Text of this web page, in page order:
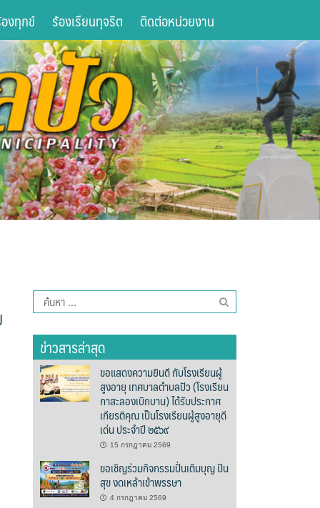
งทุกข์ ร้องเรียนทุจริต ติดต่อหน่วยงาน
ค้นหา
สำหรับ:
ข่าวสารล่าสุด
ขอแสดงความยินดี กับโรงเรียนผู้
สูงอายุ เทศบาลตำบลปัว (โรงเรียน
กาสะลองเบิกบาน) ได้รับประกาศ
เกียรติคุณ เป็นโรงเรียนผู้สูงอายุดี
เด่น ประจำปี ๒๕๖๙
15 กรกฎาคม 2569
ขอเชิญร่วมกิจกรรมปั่นเติมบุญ ปัน
สุข งดเหล้าเข้าพรรษา
4 กรกฎาคม 2569